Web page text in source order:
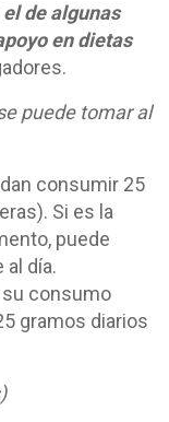
de algunas
en dietas
puede tomar al
consumir 25
Si es la
puede
al día.
consumo
gramos diarios